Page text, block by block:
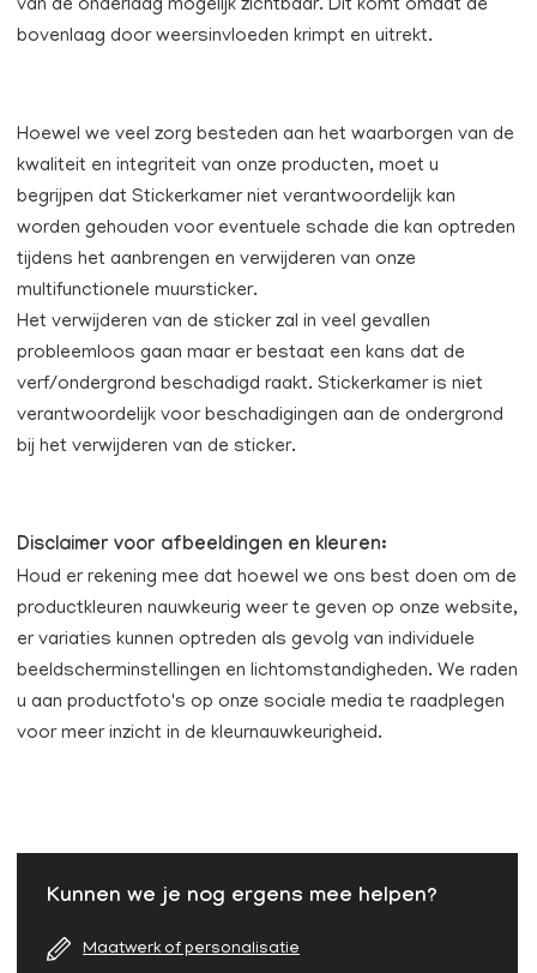
van de onderlaag mogelijk zichtbaar. Dit komt omdat de
bovenlaag door weersinvloeden krimpt en uitrekt.
Hoewel we veel zorg besteden aan het waarborgen van de
kwaliteit en integriteit van onze producten, moet u
begrijpen dat Stickerkamer niet verantwoordelijk kan
worden gehouden voor eventuele schade die kan optreden
tijdens het aanbrengen en verwijderen van onze
multifunctionele muursticker.
Het verwijderen van de sticker zal in veel gevallen
probleemloos gaan maar er bestaat een kans dat de
verf/ondergrond beschadigd raakt. Stickerkamer is niet
verantwoordelijk voor beschadigingen aan de ondergrond
bij het verwijderen van de sticker.
Disclaimer voor afbeeldingen en kleuren:
Houd er rekening mee dat hoewel we ons best doen om de
productkleuren nauwkeurig weer te geven op onze website,
er variaties kunnen optreden als gevolg van individuele
beeldscherminstellingen en lichtomstandigheden. We raden
u aan productfoto's op onze sociale media te raadplegen
voor meer inzicht in de kleurnauwkeurigheid.
Kunnen we je nog ergens mee helpen?
Maatwerk of personalisatie